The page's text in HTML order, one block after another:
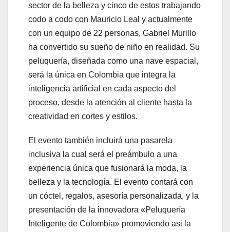
sector de la belleza y cinco de estos trabajando
codo a codo con Mauricio Leal y actualmente
con un equipo de 22 personas, Gabriel Murillo
ha convertido su sueño de niño en realidad. Su
peluquería, diseñada como una nave espacial,
será la única en Colombia que integra la
inteligencia artificial en cada aspecto del
proceso, desde la atención al cliente hasta la
creatividad en cortes y estilos.
El evento también incluirá una pasarela
inclusiva la cual será el preámbulo a una
experiencia única que fusionará la moda, la
belleza y la tecnología. El evento contará con
un cóctel, regalos, asesoría personalizada, y la
presentación de la innovadora «Peluquería
Inteligente de Colombia» promoviendo asi la